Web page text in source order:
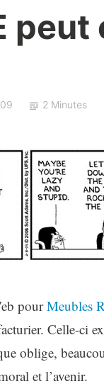
2 Minutes
pourMeubles
Celle-ci
oblige,
et l’avenir.